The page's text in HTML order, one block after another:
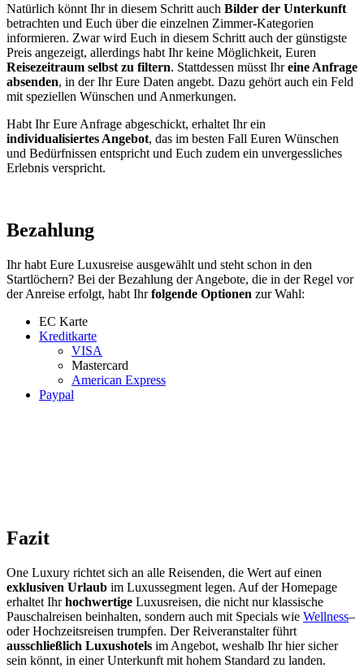
Natürlich könnt Ihr in diesem Schritt auch Bilder der Unterkunft
betrachten und Euch über die einzelnen Zimmer-Kategorien
informieren. Zwar wird Euch in diesem Schritt auch der günstigste
Preis angezeigt, allerdings habt Ihr keine Möglichkeit, Euren
Reisezeitraum selbst zu filtern. Stattdessen müsst Ihreine Anfrage
absenden, in der Ihr Eure Daten angebt. Dazu gehört auch ein Feld
mit speziellen Wünschen und Anmerkungen.
Habt Ihr Eure Anfrage abgeschickt, erhaltet Ihr ein
individualisiertes Angebot, das im besten Fall Euren Wünschen
und Bedürfnissen entspricht und Euch zudem ein unvergessliches
Erlebnis verspricht.
Bezahlung
Ihr habt Eure Luxusreise ausgewählt und steht schon in den
Startlöchern? Bei der Bezahlung der Angebote, die in der Regel vor
der Anreise erfolgt, habt Ihrfolgende Optionen zur Wahl:
EC Karte
Kreditkarte
VISA
Mastercard
American Express
Paypal
Fazit
One Luxury richtet sich an alle Reisenden, die Wert auf einen
exklusiven Urlaub im Luxussegment legen. Auf der Homepage
erhaltet Ihrhochwertige Luxusreisen, die nicht nur klassische
Pauschalreisen beinhalten, sondern auch mit Specials wie Wellness–
oder Hochzeitsreisen trumpfen. Der Reiveranstalter führt
ausschließlich Luxushotels im Angebot, weshalb Ihr hier sicher
sein könnt, in einer Unterkunft mit hohem Standard zu landen.